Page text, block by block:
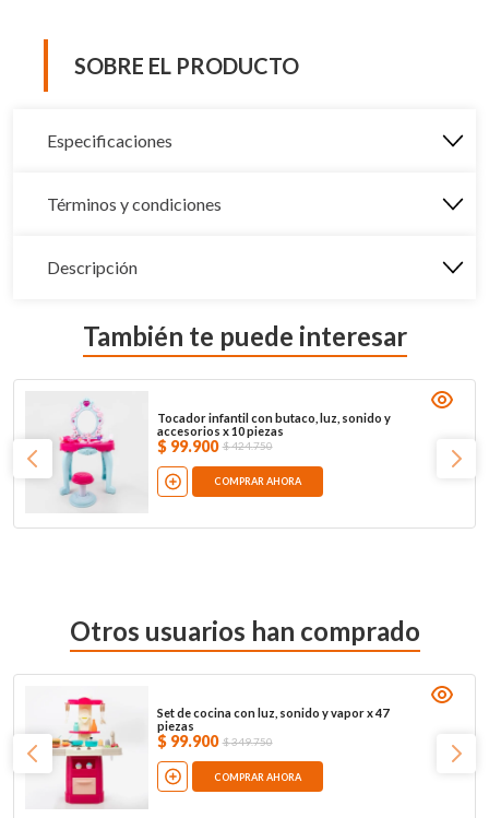
SOBRE EL PRODUCTO
Especificaciones
Términos y condiciones
Descripción
También te puede interesar
Tocador infantil con butaco, luz, sonido y
accesorios x 10 piezas
$ 99.900 $424.750
COMPRAR AHORA
Otros usuarios han comprado
Set de cocina con luz, sonido y vapor x 47
piezas
$ 99.900 $349.750
COMPRAR AHORA